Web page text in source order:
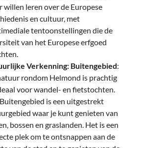
willen leren over de Europese
en cultuur, met
tentoonstellingen die de
van het Europese erfgoed
Verkenning: Buitengebied:
rondom Helmond is prachtig
voor wandel- en fietstochten.
is een uitgestrekt
waar je kunt genieten van
bossen en graslanden. Het is een
plek om te ontsnappen aan de